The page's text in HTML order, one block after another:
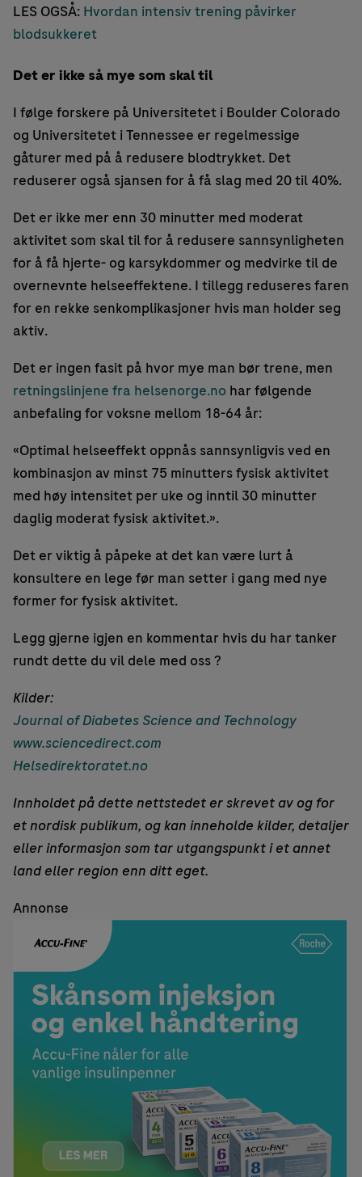
LES OGSÅ: Hvordan intensiv trening påvirker
blodsukkeret
Det er ikke så mye som skal til
I følge forskere på Universitetet i Boulder Colorado
og Universitetet i Tennessee er regelmessige
gåturer med på å redusere blodtrykket. Det
reduserer også sjansen for å få slag med 20 til 40%.
Det er ikke mer enn 30 minutter med moderat
aktivitet som skal til for å redusere sannsynligheten
for å få hjerte- og karsykdommer og medvirke til de
overnevnte helseeffektene. I tillegg reduseres faren
for en rekke senkomplikasjoner hvis man holder seg
aktiv.
Det er ingen fasit på hvor mye man bør trene, men
retningslinjene fra helsenorge.no har følgende
anbefaling for voksne mellom 18-64 år:
«Optimal helseeffekt oppnås sannsynligvis ved en
kombinasjon av minst 75 minutters fysisk aktivitet
med høy intensitet per uke og inntil 30 minutter
daglig moderat fysisk aktivitet.».
Det er viktig å påpeke at det kan være lurt å
konsultere en lege før man setter i gang med nye
former for fysisk aktivitet.
Legg gjerne igjen en kommentar hvis du har tanker
rundt dette du vil dele med oss ?
Kilder:
Journal of Diabetes Science and Technology
www.sciencedirect.com
Helsedirektoratet.no
Innholdet på dette nettstedet er skrevet av og for
et nordisk publikum, og kan inneholde kilder, detaljer
eller informasjon som tar utgangspunkt i et annet
land eller region enn ditt eget.
Annonse